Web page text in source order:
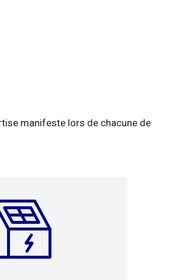
manifeste lors de chacune de